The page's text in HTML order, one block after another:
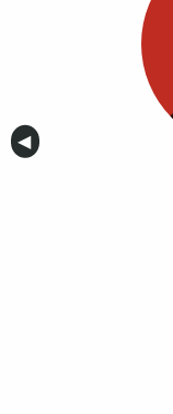
Anterior
◀︎